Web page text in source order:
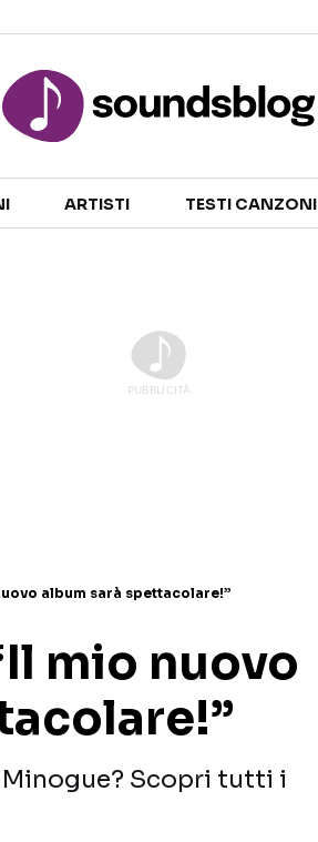
TALENT SHOW
ARTISTI TESTI CANZONI
album sarà spettacolare!”
mio nuovo
Scopri tutti i